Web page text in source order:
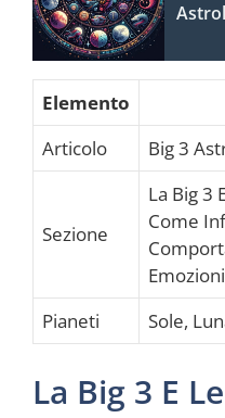
Elemento
Articolo
Big 3
Sezione
La Big 3
Come
Emozioni
Pianeti
Sole,
La Big 3 E